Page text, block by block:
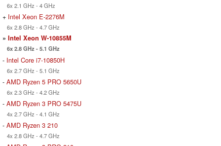
6x 2.1 GHz - 4 GHz
+ Intel Xeon E-2276M
6x 2.8 GHz - 4.7 GHz
» Intel Xeon W-10855M
6x 2.8 GHz - 5.1 GHz
- Intel Core i7-10850H
6x 2.7 GHz - 5.1 GHz
- AMD Ryzen 5 PRO 5650U
6x 2.3 GHz - 4.2 GHz
- AMD Ryzen 3 PRO 5475U
4x 2.7 GHz - 4.1 GHz
- AMD Ryzen 3 210
4x 2.8 GHz - 4.7 GHz